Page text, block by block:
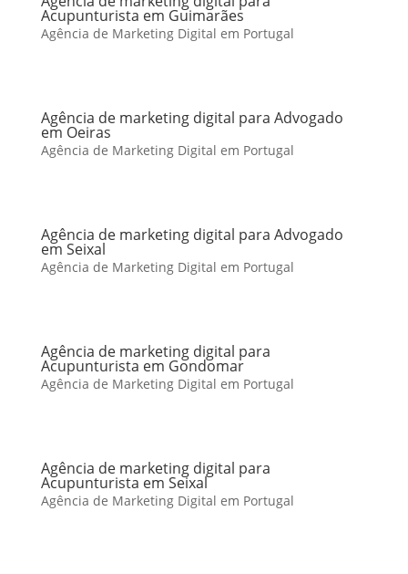
Acupunturista em Guimarães
Agência de Marketing Digital em Portugal
Agência de marketing digital para Advogado
em Oeiras
Agência de Marketing Digital em Portugal
Agência de marketing digital para Advogado
em Seixal
Agência de Marketing Digital em Portugal
Agência de marketing digital para
Acupunturista em Gondomar
Agência de Marketing Digital em Portugal
Agência de marketing digital para
Acupunturista em Seixal
Agência de Marketing Digital em Portugal